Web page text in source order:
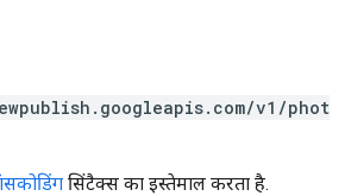
v1/phot
सिंटैक्स का इस्तेमाल करता है.